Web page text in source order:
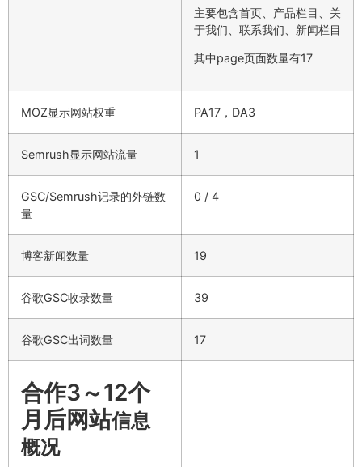
主要包含首页、产品栏目、关
于我们、联系我们、新闻栏目
其中page页面数量有17
MOZ显示网站权重 PA17，DA3
Semrush显示网站流量 1
GSC/Semrush记录的外链数
量
0 / 4
博客新闻数量 19
谷歌GSC收录数量 39
谷歌GSC出词数量 17
合作3～12个
月后网站信息
概况